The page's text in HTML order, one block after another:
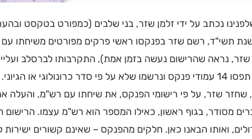
נכתב על ידי זלמן שזר, בני שלבים (כמפורט בטקסט
תשי"ד, רשם שזר בפנקסו ראשי פרקים מפורטים משיחתו עם
שזר, נראה שהרישום נעשה בזמן אמת), התקרבותו לברסלב
הרישומים תפסו 14 עמודי פנקס ונרשמו שלא על פי סדר כרונולוגי או
שחזר שזר, על פי רישומי הפנקס, את שיחתו עם רש"מ, והעלה
ואותו הבאנו כאן. חלקים מהפנקס – שאינם קשורים ישירות